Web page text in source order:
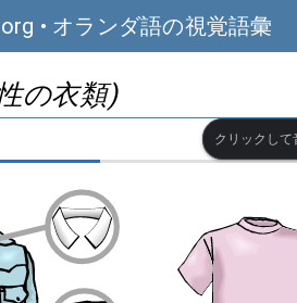
• オランダ語の視覚語彙
の衣類)
クリックして